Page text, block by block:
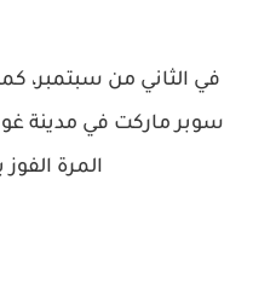
في الثاني من سبتمبر،
سوبر ماركت في مدينة
المرة الفوز بـ127 مليون